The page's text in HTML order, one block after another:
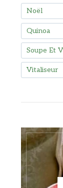
Noël
Quinoa
Soupe Et
Vitaliseur